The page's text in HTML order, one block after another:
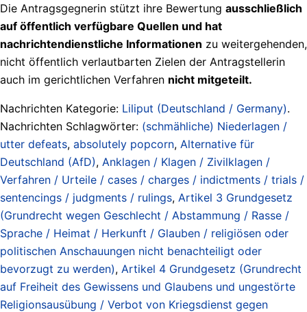
Die Antragsgegnerin stützt ihre Bewertung ausschließlich
auf öffentlich verfügbare Quellen und hat
nachrichtendienstliche Informationen zu weitergehenden,
nicht öffentlich verlautbarten Zielen der Antragstellerin
auch im gerichtlichen Verfahren nicht mitgeteilt.
Nachrichten Kategorie: Liliput (Deutschland / Germany).
Nachrichten Schlagwörter: (schmähliche) Niederlagen /
utter defeats, absolutely popcorn, Alternative für
Deutschland (AfD), Anklagen / Klagen / Zivilklagen /
Verfahren / Urteile / cases / charges / indictments / trials /
sentencings / judgments / rulings, Artikel 3 Grundgesetz
(Grundrecht wegen Geschlecht / Abstammung / Rasse /
Sprache / Heimat / Herkunft / Glauben / religiösen oder
politischen Anschauungen nicht benachteiligt oder
bevorzugt zu werden), Artikel 4 Grundgesetz (Grundrecht
auf Freiheit des Gewissens und Glaubens und ungestörte
Religionsausübung / Verbot von Kriegsdienst gegen